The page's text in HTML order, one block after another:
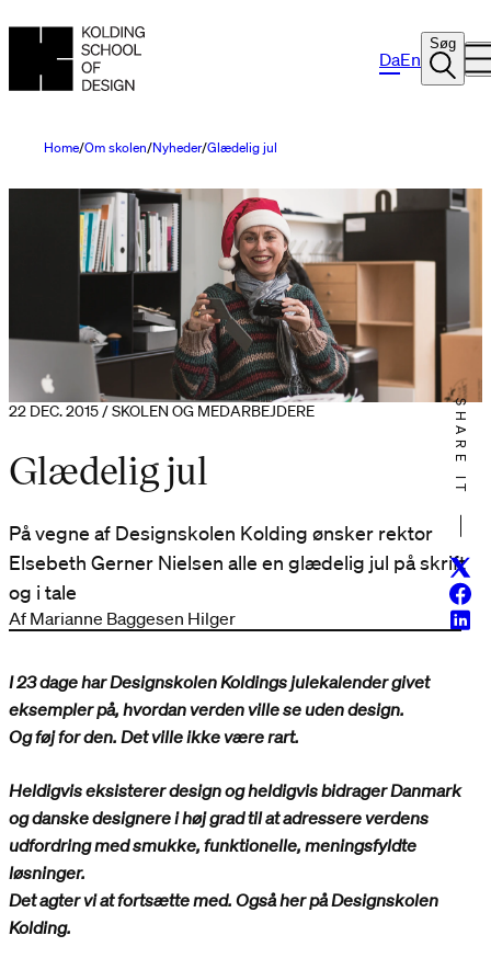
DaEn
Søg
Home Om skolen Nyheder Glædelig jul
22 DEC. 2015 / SKOLEN OG MEDARBEJDERE
Glædelig jul
På vegne af Designskolen Kolding ønsker rektor
Elsebeth Gerner Nielsen alle en glædelig jul på skrift
og i tale
Af Marianne Baggesen Hilger
SHARE IT
I 23 dage har Designskolen Koldings julekalender givet
eksempler på, hvordan verden ville se uden design.
Og føj for den. Det ville ikke være rart.
Heldigvis eksisterer design og heldigvis bidrager Danmark
og danske designere i høj grad til at adressere verdens
udfordring med smukke, funktionelle, meningsfyldte
løsninger.
Det agter vi at fortsætte med. Også her på Designskolen
Kolding.